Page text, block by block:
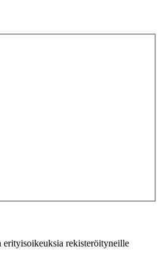
erityisoikeuksia rekisteröityneille